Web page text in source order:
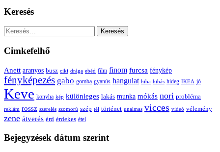
Keresés
Keresés:
Cimkefelhő
Anett aranyos busz ciki drága ebéd film finom furcsa fénykép
fényképezés gabo gomba gyanús hangulat hiba hibás hideg IKEA jó
Keve konyha kép különleges lakás munka mókás nori probléma
reklám rossz szerelés szomorú szép tél történet unalmas vicces videó vélemény
zene átverés érd érdekes étel
Bejegyzések dátum szerint